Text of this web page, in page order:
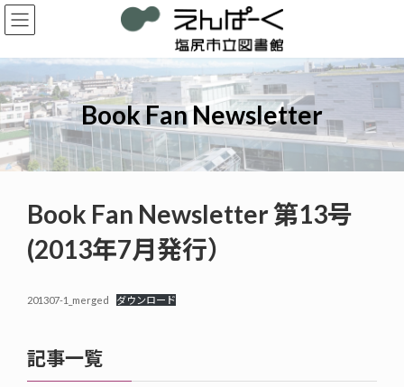
コ
ン
ン
ツ
へ
ス
キ
ッ
プ
ナ
ビ
ー
シ
ョ
ン
に
移
動
Book Fan Newsletter
Book Fan Newsletter 第13号
(2013年7月発行）
201307-1_merged ダウンロード
記事一覧